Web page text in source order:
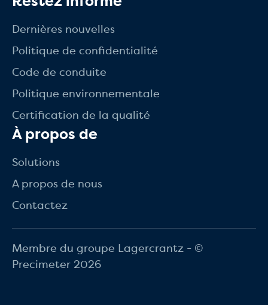
Dernières nouvelles
Politique de confidentialité
Code de conduite
Politique environnementale
Certification de la qualité
À propos de
Solutions
A propos de nous
Contactez
Membre du groupe Lagercrantz - ©
Precimeter 2026